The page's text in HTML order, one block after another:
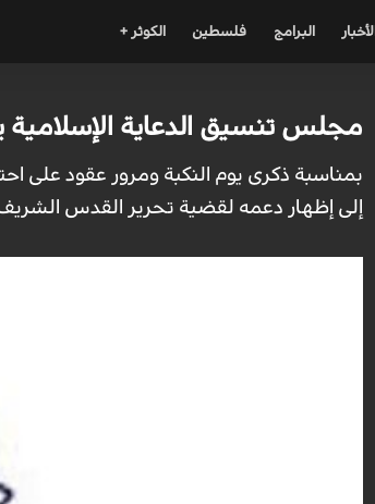
الأخبار البرامج فلسطين الكوثر +
مجلس تنسيق الدعاية الإسلامية
بمناسبة ذكرى يوم النكبة ومرور عقود على
إلى إظهار دعمه لقضية تحرير القدس